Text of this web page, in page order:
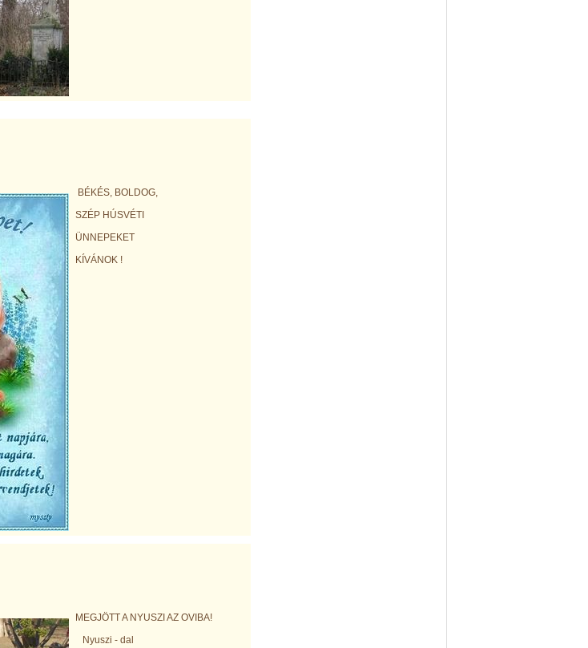
BÉKÉS, BOLDOG,
SZÉP HÚSVÉTI
ÜNNEPEKET
KÍVÁNOK !
MEGJÖTT A NYUSZI AZ OVIBA!
Nyuszi - dal